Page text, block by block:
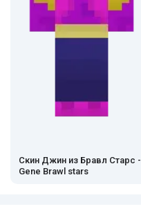
Скин Джин из Бравл Старс -
Gene Brawl stars